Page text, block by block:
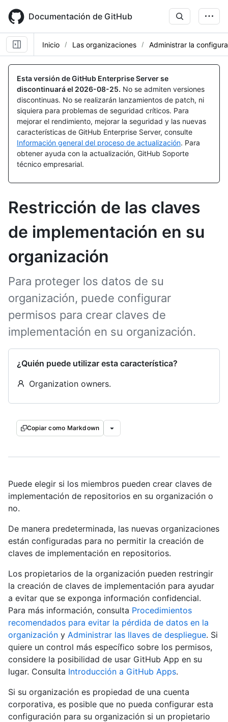
main
content
Documentación de GitHub
Inicio Las organizaciones Administrar la
Esta versión de GitHub Enterprise Server se
discontinuará el 2026-08-25. No se admiten versiones
discontinuas. No se realizarán lanzamientos de patch, ni
siquiera para problemas de seguridad críticos. Para
mejorar el rendimiento, mejorar la seguridad y las nuevas
características de GitHub Enterprise Server, consulte
Información general del proceso de actualización. Para
obtener ayuda con la actualización, GitHub Soporte
técnico empresarial.
Restricción de las claves
de implementación en su
organización
Para proteger los datos de su
organización, puede configurar
permisos para crear claves de
implementación en su organización.
¿Quién puede utilizar esta característica?
Organization owners.
Copiar como Markdown
Puede elegir si los miembros pueden crear claves de
implementación de repositorios en su organización o
no.
De manera predeterminada, las nuevas organizaciones
están configuradas para no permitir la creación de
claves de implementación en repositorios.
Los propietarios de la organización pueden restringir
la creación de claves de implementación para ayudar
a evitar que se exponga información confidencial.
Para más información, consulta Procedimientos
recomendados para evitar la pérdida de datos en la
organización y Administrar las llaves de despliegue. Si
quiere un control más específico sobre los permisos,
considere la posibilidad de usar GitHub App en su
lugar. Consulta Introducción a GitHub Apps.
Si su organización es propiedad de una cuenta
corporativa, es posible que no pueda configurar esta
configuración para su organización si un propietario